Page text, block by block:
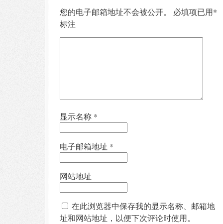
您的电子邮箱地址不会被公开。 必填项已用*
标注
显示名称 *
电子邮箱地址 *
网站地址
在此浏览器中保存我的显示名称、邮箱地
址和网站地址，以便下次评论时使用。